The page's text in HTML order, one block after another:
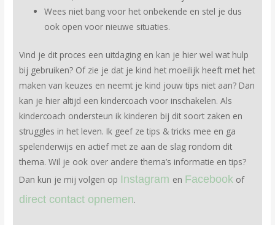
Wees niet bang voor het onbekende en stel je dus
ook open voor nieuwe situaties.
Vind je dit proces een uitdaging en kan je hier wel wat hulp
bij gebruiken? Of zie je dat je kind het moeilijk heeft met het
maken van keuzes en neemt je kind jouw tips niet aan? Dan
kan je hier altijd een kindercoach voor inschakelen. Als
kindercoach ondersteun ik kinderen bij dit soort zaken en
struggles in het leven. Ik geef ze tips & tricks mee en ga
spelenderwijs en actief met ze aan de slag rondom dit
thema. Wil je ook over andere thema’s informatie en tips?
Dan kun je mij volgen op Instagram en Facebook of
direct contact opnemen.